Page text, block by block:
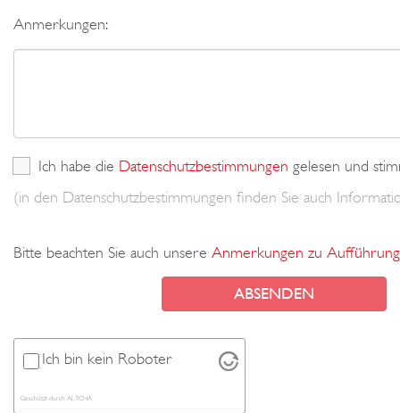
Anmerkungen:
Ich habe die Datenschutzbestimmungen gelesen und
(in den Datenschutzbestimmungen finden Sie auch
Bitte beachten Sie auch unsere Anmerkungen zu
Ich bin kein Roboter
Geschützt durch ALTCHA